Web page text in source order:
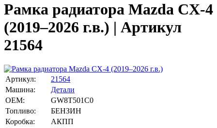
Рамка радиатора Mazda CX-4
(2019–2026 г.в.) | Артикул
21564
Артикул:
21564
Машина:
Детали
OEM:
GW8T501C0
Топливо:
БЕНЗИН
Коробка:
АКПП